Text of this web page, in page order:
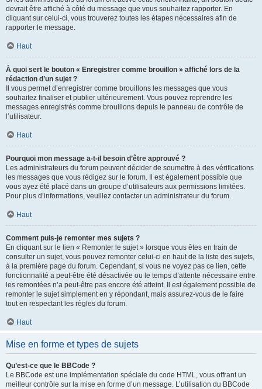
devrait être affiché à côté du message que vous souhaitez rapporter. En
cliquant sur celui-ci, vous trouverez toutes les étapes nécessaires afin de
rapporter le message.
Haut
À quoi sert le bouton « Enregistrer comme brouillon » affiché lors de la
rédaction d’un sujet ?
Il vous permet d’enregistrer comme brouillons les messages que vous
souhaitez finaliser et publier ultérieurement. Vous pouvez reprendre les
messages enregistrés comme brouillons depuis le panneau de contrôle de
l’utilisateur.
Haut
Pourquoi mon message a-t-il besoin d’être approuvé ?
Les administrateurs du forum peuvent décider de soumettre à des vérifications
les messages que vous rédigez sur le forum. Il est également possible que
vous ayez été placé dans un groupe d’utilisateurs aux permissions limitées.
Pour plus d’informations, veuillez contacter un administrateur du forum.
Haut
Comment puis-je remonter mes sujets ?
En cliquant sur le lien « Remonter le sujet » lorsque vous êtes en train de
consulter un sujet, vous pouvez remonter celui-ci en haut de la liste des sujets,
à la première page du forum. Cependant, si vous ne voyez pas ce lien, cette
fonctionnalité a peut-être été désactivée ou le temps d’attente nécessaire entre
les remontées n’a peut-être pas encore été atteint. Il est également possible de
remonter le sujet simplement en y répondant, mais assurez-vous de le faire
tout en respectant les règles du forum.
Haut
Mise en forme et types de sujets
Qu’est-ce que le BBCode ?
Le BBCode est une implémentation spéciale du code HTML, vous offrant un
meilleur contrôle sur la mise en forme d’un message. L’utilisation du BBCode